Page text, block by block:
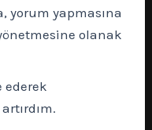
yorum yapmasına
olanak
ederek